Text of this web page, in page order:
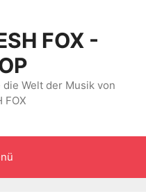
FOX -
die Welt der Musik von
FOX